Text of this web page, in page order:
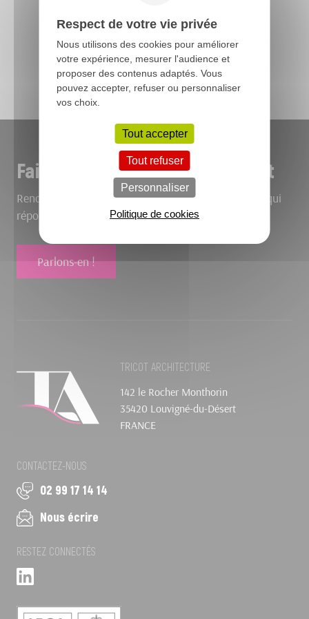
Toutes nos réalisations
Faites-nous part de votre projet
Rencontrons-nous pour bâtir ensemble le bâtiment qui
répond à vos envies.
Parlons-en !
TRICOT ARCHITECTURE
142 le Rocher Monthorin
35420 Louvigné-du-Désert
FRANCE
CONTACTEZ-NOUS
02 99 17 14 14
Nous écrire
RESTEZ CONNECTÉS
Respect de votre vie privée
Nous utilisons des cookies pour améliorer
votre expérience, mesurer l'audience et
proposer des contenus adaptés. Vous
pouvez accepter, refuser ou personnaliser
vos choix.
Tout accepter
Tout refuser
Personnaliser
Politique de cookies